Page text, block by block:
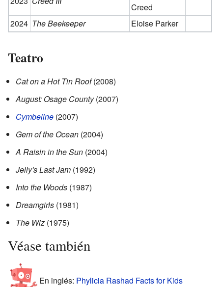
Creed
2024 The Beekeeper Eloise Parker
Teatro
Cat on a Hot Tin Roof(2008)
August: Osage County(2007)
Cymbeline (2007)
Gem of the Ocean (2004)
A Raisin in the Sun (2004)
Jelly's Last Jam (1992)
Into the Woods (1987)
Dreamgirls (1981)
The Wiz (1975)
Véase también
En inglés: Phylicia Rashad Facts for Kids